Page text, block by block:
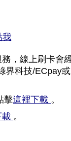
我
，線上刷卡會
界科技/ECpay或
擊這裡下載 。
載 。